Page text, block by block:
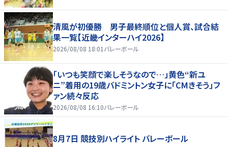
清風が初優勝 男子最終順位と個人賞、試合結
果一覧【近畿インターハイ2026】
2026/08/08 18:01 バレーボール
「いつも笑顔で楽しそうなので…」黄色“新ユ
ニ”着用の19歳バドミントン女子に「CMきそう」フ
ァン続々反応
2026/08/08 16:10バレーボール
8月7日 競技別ハイライト バレーボール